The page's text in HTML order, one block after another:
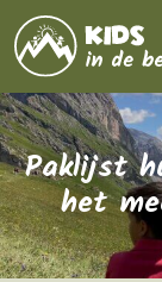
Paklijst
het